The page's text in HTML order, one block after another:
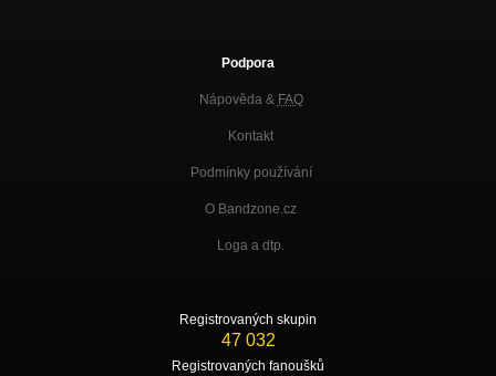
Podpora
Nápověda & FAQ
Kontakt
Podmínky používání
O Bandzone.cz
Loga a dtp.
Registrovaných skupin
47 032
Registrovaných fanoušků